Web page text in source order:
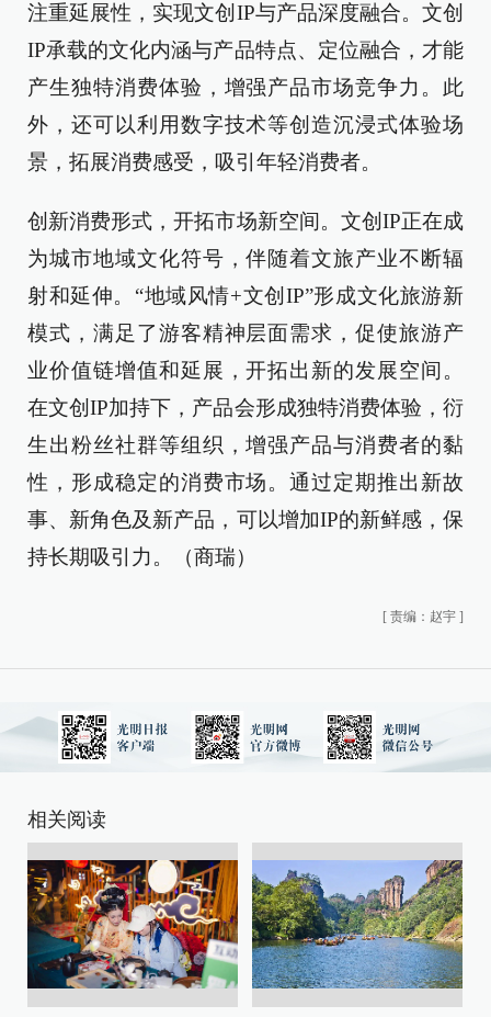
注重延展性，实现文创IP与产品深度融合。文创
IP承载的文化内涵与产品特点、定位融合，才能
产生独特消费体验，增强产品市场竞争力。此
外，还可以利用数字技术等创造沉浸式体验场
景，拓展消费感受，吸引年轻消费者。
创新消费形式，开拓市场新空间。文创IP正在成
为城市地域文化符号，伴随着文旅产业不断辐
射和延伸。“地域风情+文创IP”形成文化旅游新
模式，满足了游客精神层面需求，促使旅游产
业价值链增值和延展，开拓出新的发展空间。
在文创IP加持下，产品会形成独特消费体验，衍
生出粉丝社群等组织，增强产品与消费者的黏
性，形成稳定的消费市场。通过定期推出新故
事、新角色及新产品，可以增加IP的新鲜感，保
持长期吸引力。（商瑞）
[ 责编：赵宇 ]
相关阅读